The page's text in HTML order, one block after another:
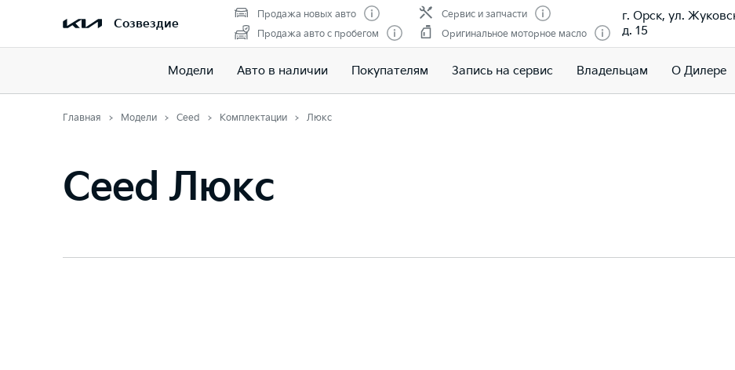
Созвездие
Продажа новых авто
Продажа авто с пробегом
Сервис и запчасти
Оригинальное моторное масло
г. Орск, ул.
д. 15
Модели Авто в наличии Покупателям Запись на сервис Владельцам О Дилере
Главная Модели Ceed Комплектации Люкс
Ceed Люкс